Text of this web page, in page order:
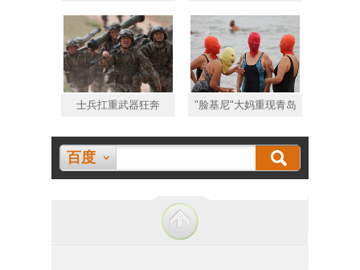
士兵扛重武器狂奔 "脸基尼"大妈重现青岛
百度